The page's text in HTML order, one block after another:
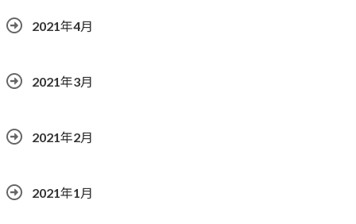
2021年4月
2021年3月
2021年2月
2021年1月